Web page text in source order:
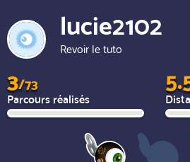
lucie2102
Revoir le tuto
3/73
Parcours réalisés